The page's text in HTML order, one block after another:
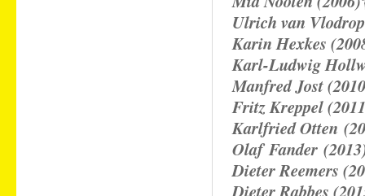
Ulrich van
Karin Hexkes
Karl-Ludwig
Manfred Jost
Fritz Kreppel
Karlfried Otten
Olaf Fander
Dieter Reemers